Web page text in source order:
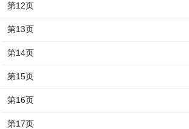
第12页
第13页
第14页
第15页
第16页
第17页